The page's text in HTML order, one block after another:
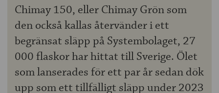
Chimay 150, eller Chimay Grön som
den också kallas återvänder i ett
begränsat släpp på Systembolaget, 27
000 flaskor har hittat till Sverige. Ölet
som lanserades för ett par år sedan dök
upp som ett tillfälligt släpp under 2023